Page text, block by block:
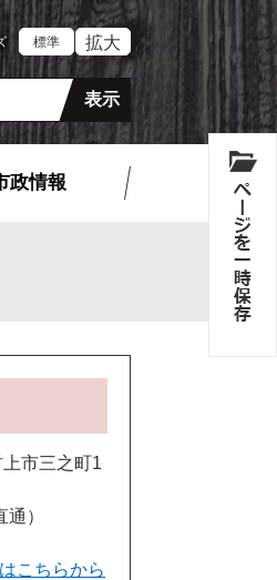
標準 拡大
政情報
市三之町1
通
こちらから